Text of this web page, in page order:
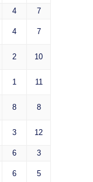
4 7
4 7
2 10
1 11
8 8
3 12
6 3
6 5